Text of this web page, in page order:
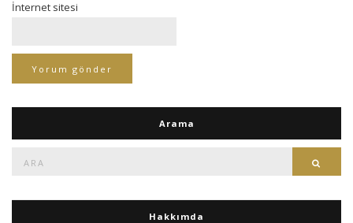
İnternet sitesi
Arama
Hakkımda